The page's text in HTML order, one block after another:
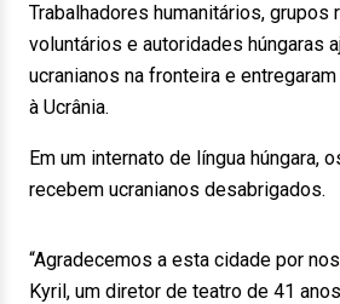
Trabalhadores humanitários, grupos
voluntários e autoridades húngaras
ucranianos na fronteira e
à Ucrânia.
Em um internato de língua húngara,
recebem ucranianos desabrigados.
“Agradecemos a esta cidade por
Kyril, um diretor de teatro de 41